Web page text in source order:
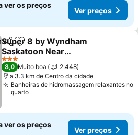
ver os preços
Ver preços
PartilharAdicionar aos favoritos
Super 8 by Wyndham
Saskatoon Near
Saskatoon Airport
Ver preços
3 Estrelas
8,0 Muito boa
2.448
a 3.3 km de Centro da cidade
Banheiras de hidromassagem relaxantes no
quarto
ver os preços
Ver preços